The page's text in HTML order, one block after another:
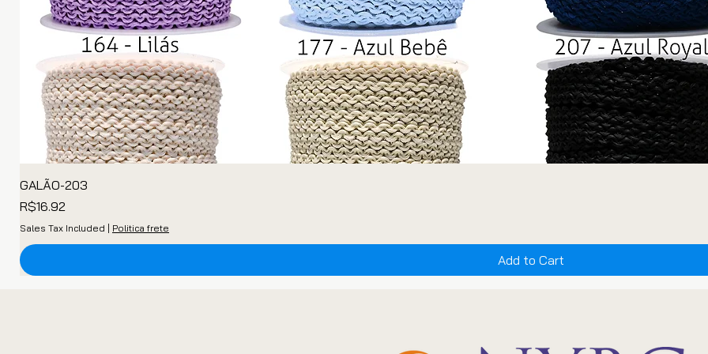
GALÃO-203
Price
R$16.92
Sales Tax Included | Politica frete
Add to Cart